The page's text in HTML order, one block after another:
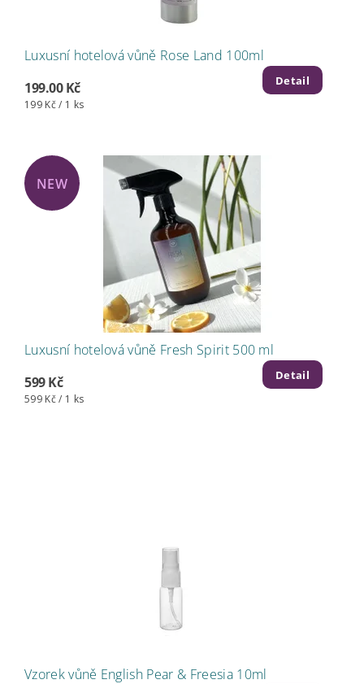
Luxusní hotelová vůně Rose Land 100ml
199.00 Kč
199 Kč / 1 ks
Detail
NEW
Luxusní hotelová vůně Fresh Spirit 500 ml
599 Kč
599 Kč / 1 ks
Detail
Vzorek vůně English Pear & Freesia 10ml